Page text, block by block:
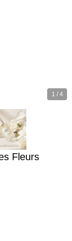
1 / 4
Fleurs